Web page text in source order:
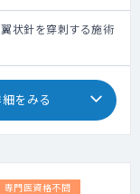
状針を穿刺する施術
をみる
専門医資格不問